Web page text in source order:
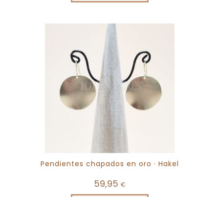
Pendientes chapados en oro · Hakel
59,95 €